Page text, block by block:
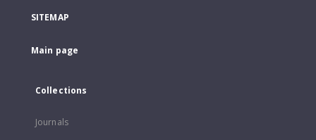
SITEMAP
Main page
Collections
Journals